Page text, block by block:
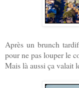
Après un brunch
pour ne pas louper le
Mais là aussi ça valait